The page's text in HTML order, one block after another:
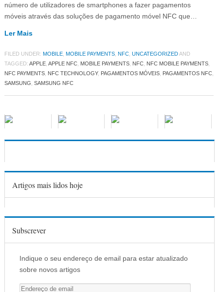
número de utilizadores de smartphones a fazer pagamentos
móveis através das soluções de pagamento móvel NFC que…
Ler Mais
FILED UNDER: MOBILE, MOBILE PAYMENTS, NFC, UNCATEGORIZEDAND
TAGGED: APPLE, APPLE NFC, MOBILE PAYMENTS, NFC, NFC MOBILE PAYMENTS,
NFC PAYMENTS, NFC TECHNOLOGY, PAGAMENTOS MÓVEIS, PAGAMENTOS NFC,
SAMSUNG SAMSUNG NFC
Artigos mais lidos hoje
Subscrever
Indique o seu endereço de email para estar atualizado
sobre novos artigos
E